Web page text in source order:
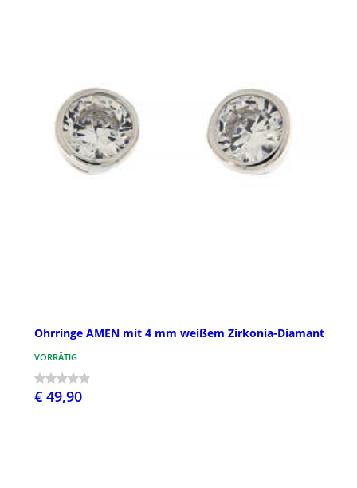
Ohrringe AMEN mit 4 mm weißem Zirkonia-Diamant
VORRÄTIG
€ 49,90